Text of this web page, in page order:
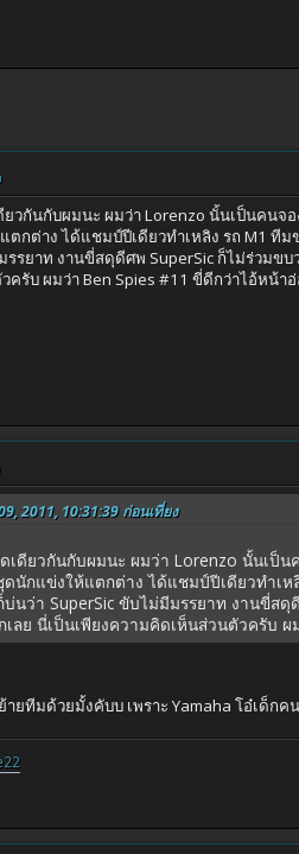
วกันกับผมนะ ผมว่า Lorenzo นั้นเป็นคนจ
ต่าง ได้แชมป์ปีเดียวทำเหลิง รถ M1 ทีม
มรรยาท งานขี่สดุดีศพ SuperSic ก็ไม่ร่ว
ครับ ผมว่า Ben Spies #11 ขี่ดีกว่าไอ้หน้า
2011, 10:31:39 ก่อนเที่ยง
ดียวกันกับผมนะ ผมว่า Lorenzo นั้นเป็
นักแข่งให้แตกต่าง ได้แชมป์ปีเดียวทำเ
บ่นว่า SuperSic ขับไม่มีมรรยาท งานขี่
ลย นี่เป็นเพียงความคิดเห็นส่วนตัวครับ
ยทีมด้วยมั้งคับบ เพราะ Yamaha โอ๋เด็กค